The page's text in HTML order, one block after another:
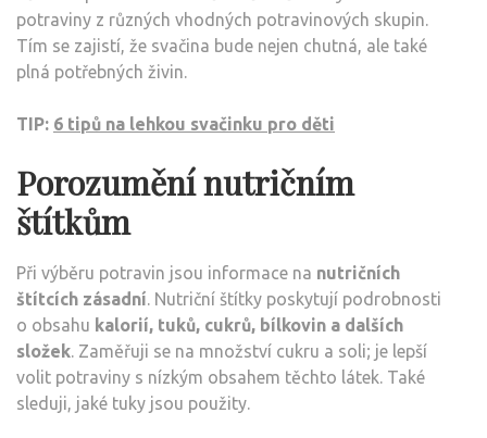
potraviny z různých vhodných potravinových skupin.
Tím se zajistí, že svačina bude nejen chutná, ale také
plná potřebných živin.
TIP: 6 tipů na lehkou svačinku pro děti
Porozumění nutričním
štítkům
Při výběru potravin jsou informace na nutričních
štítcích zásadní. Nutriční štítky poskytují podrobnosti
o obsahu kalorií, tuků, cukrů, bílkovin a dalších
složek. Zaměřuji se na množství cukru a soli; je lepší
volit potraviny s nízkým obsahem těchto látek. Také
sleduji, jaké tuky jsou použity.